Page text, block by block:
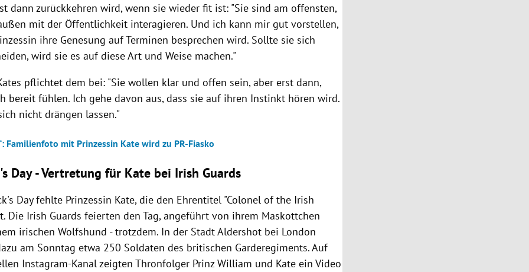
dann zurückkehren wird, wenn sie wieder fit ist: "Sie sind am offensten,
mit der Öffentlichkeit interagieren. Und ich kann mir gut vorstellen,
ihre Genesung auf Terminen besprechen wird. Sollte sie sich
wird sie es auf diese Art und Weise machen."
pflichtet dem bei: "Sie wollen klar und offen sein, aber erst dann,
bereit fühlen. Ich gehe davon aus, dass sie auf ihren Instinkt hören wird.
nicht drängen lassen."
Familienfoto mit Prinzessin Kate wird zu PR-Fiasko
Day - Vertretung für Kate bei Irish Guards
Day fehlte Prinzessin Kate, die den Ehrentitel "Colonel of the Irish
Die Irish Guards feierten den Tag, angeführt von ihrem Maskottchen
irischen Wolfshund - trotzdem. In der Stadt Aldershot bei London
am Sonntag etwa 250 Soldaten des britischen Garderegiments. Auf
Instagram-Kanal zeigten Thronfolger Prinz William und Kate ein Video